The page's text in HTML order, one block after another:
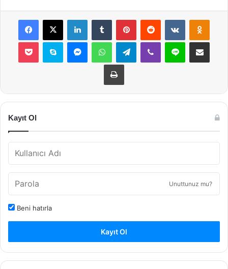
Facebook
X LinkedInTumblr PinterestReddit VKontakte
Pocket Skype MessengerWhatsAppTelegramViber Line E-Posta ile
Yazdır
Kayıt Ol
Unuttunuz mu?
Beni hatırla
Kayıt Ol